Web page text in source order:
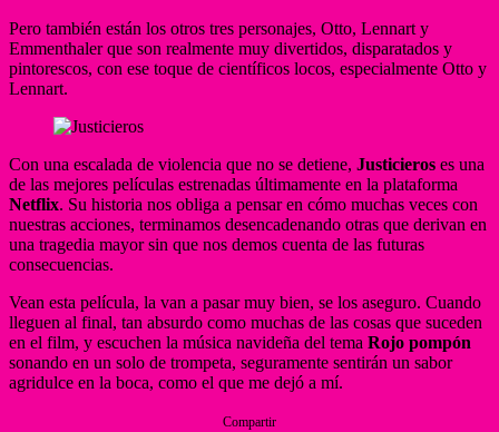
Pero también están los otros tres personajes, Otto, Lennart y
Emmenthaler que son realmente muy divertidos, disparatados y
pintorescos, con ese toque de científicos locos, especialmente Otto y
Lennart.
Con una escalada de violencia que no se detiene, Justicieros es una
de las mejores películas estrenadas últimamente en la plataforma
Netflix. Su historia nos obliga a pensar en cómo muchas veces con
nuestras acciones, terminamos desencadenando otras que derivan en
una tragedia mayor sin que nos demos cuenta de las futuras
consecuencias.
Vean esta película, la van a pasar muy bien, se los aseguro. Cuando
lleguen al final, tan absurdo como muchas de las cosas que suceden
en el film, y escuchen la música navideña del tema Rojo pompón
sonando en un solo de trompeta, seguramente sentirán un sabor
agridulce en la boca, como el que me dejó a mí.
Compartir